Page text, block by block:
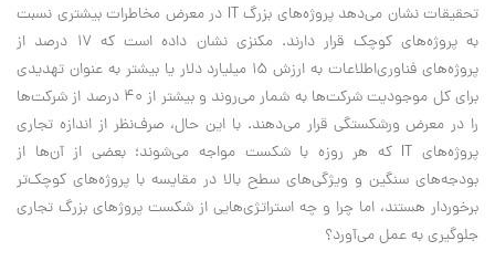
تحقیقات نشان می‌دهد پروژه‌های بزرگ IT در معرض مخاطرات بیشتری نسبت
به پروژه‌های کوچک قرار دارند. مکنزی نشان داده است که 17 درصد از
پروژه‌های فناوری‌اطلاعات به ارزش 15 میلیارد دلار یا بیشتر به عنوان تهدیدی
برای کل موجودیت شرکت‌ها به شمار می‌روند و بیشتر از 40 درصد از شرکت‌ها
را در معرض ورشکستگی قرار می‌دهند. با این حال، صرف‌نظر از اندازه تجاری
پروژه‌های IT که هر روزه با شکست مواجه می‌شوند؛ بعضی از آن‌ها از
بودجه‌های سنگین و ویژگی‌های سطح بالا در مقایسه با پروژه‌های کوچک‌تر
برخوردار هستند، اما چرا و چه استراتژی‌هایی از شکست پروژهای بزرگ تجاری
جلوگیری به عمل می‌آورد؟